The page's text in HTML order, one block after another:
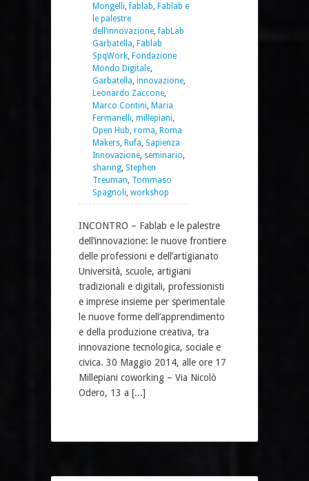
Mongelli,fablab, Fablab e
le palestre
dell’innovazione,fabLab
Garbatella, Fablab
SpqWork, Fondazione
Mondo Digitale,
Garbatella, innovazione,
Leonardo Zaccone,
Marco Contini, Maria
Fermanelli, millepiani,
Open Hub, roma, Roma
Makers, Rufa, Sapienza
Innovazione, seminario,
sharing, Stephen
Treuman, Tommaso
Spagnoli, workshop
INCONTRO – Fablab e le palestre
dell’innovazione: le nuove frontiere
delle professioni e dell’artigianato
Università, scuole, artigiani
tradizionali e digitali, professionisti
e imprese insieme per sperimentale
le nuove forme dell’apprendimento
e della produzione creativa, tra
innovazione tecnologica, sociale e
civica. 30 Maggio 2014, alle ore 17
Millepiani coworking – Via Nicolò
Odero, 13 a [...]